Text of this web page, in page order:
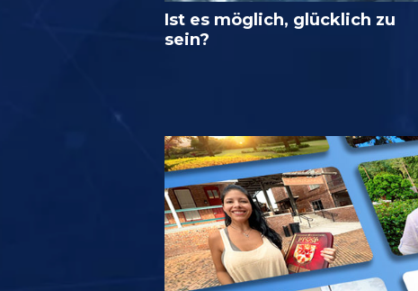
Ist es möglich, glücklich zu
sein?